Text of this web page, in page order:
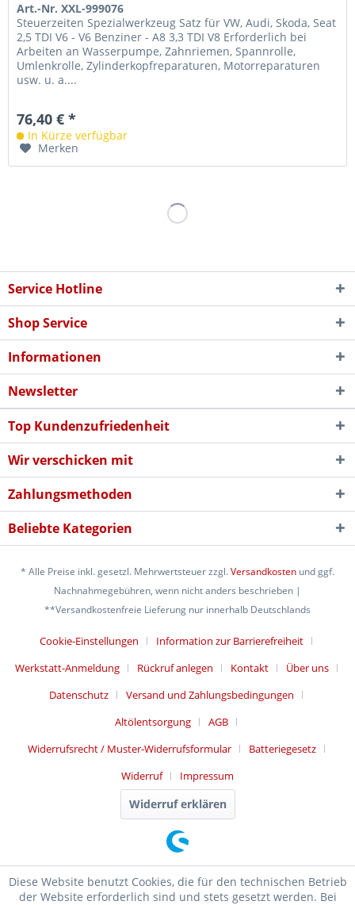
Art.-Nr. XXL-999076
Steuerzeiten Spezialwerkzeug Satz für VW, Audi, Skoda, Seat
2,5 TDI V6 - V6 Benziner - A8 3,3 TDI V8 Erforderlich bei
Arbeiten an Wasserpumpe, Zahnriemen, Spannrolle,
Umlenkrolle, Zylinderkopfreparaturen, Motorreparaturen
usw. u. a....
76,40 € *
In Kürze verfügbar
Merken
Service Hotline
Shop Service
Informationen
Newsletter
Top Kundenzufriedenheit
Wir verschicken mit
Zahlungsmethoden
Beliebte Kategorien
* Alle Preise inkl. gesetzl. Mehrwertsteuer zzgl.Versandkosten und ggf.
Nachnahmegebühren, wenn nicht anders beschrieben |
**Versandkostenfreie Lieferung nur innerhalb Deutschlands
Cookie-Einstellungen
Information zur Barrierefreiheit
Werkstatt-Anmeldung
Rückruf anlegen Kontakt
Über uns
Datenschutz
Versand und Zahlungsbedingungen
Altölentsorgung
AGB
Widerrufsrecht / Muster-Widerrufsformular
Batteriegesetz
Widerruf
Impressum
Widerruf erklären
Diese Website benutzt Cookies, die für den technischen Betrieb
der Website erforderlich sind und stets gesetzt werden. Bei